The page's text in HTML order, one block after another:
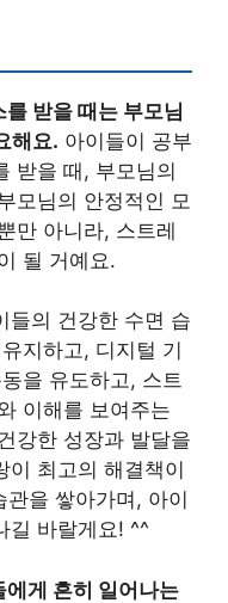
받을 때는 부모님
해요. 아이들이 공부
받을 때, 부모님의
모님의 안정적인 모
만 아니라, 스트레
될 거예요.
들의 건강한 수면 습
지하고, 디지털 기
을 유도하고, 스트
이해를 보여주는
강한 성장과 발달을
이 최고의 해결책이
을 쌓아가며, 아이
길 바랄게요! ^^
게 흔히 일어나는